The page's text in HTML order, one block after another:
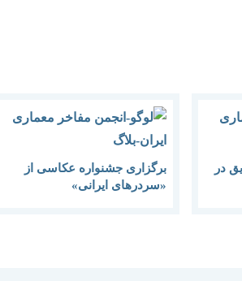
در
برگزاری جشنواره عکاسی از
«سردرهای ایرانی»